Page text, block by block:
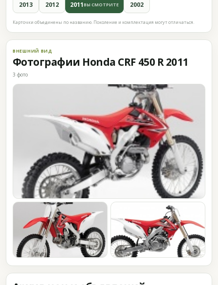
2013 2012 2011ВЫ СМОТРИТЕ 2002
Карточки объединены по названию. Поколение и комплектация могут отличаться.
ВНЕШНИЙ ВИД
Фотографии Honda CRF 450 R 2011
3 фото